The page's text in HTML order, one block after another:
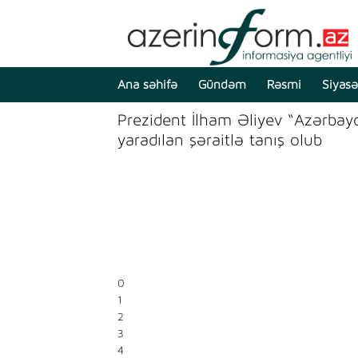
Ana səhifə Gündəm Rəsmi
Prezident İlham Əliyev
yaradılan şəraitlə tanış olub
0
1
2
3
4